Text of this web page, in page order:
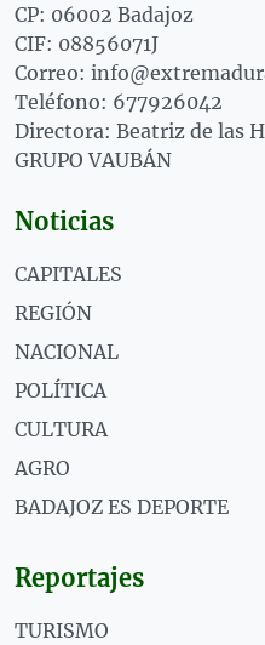
CP: 06002 Badajoz
CIF: 08856071J
Correo:
Teléfono: 677926042
Directora: Beatriz de las
GRUPO VAUBÁN
Noticias
CAPITALES
REGIÓN
NACIONAL
POLÍTICA
CULTURA
AGRO
BADAJOZ ES DEPORTE
Reportajes
TURISMO